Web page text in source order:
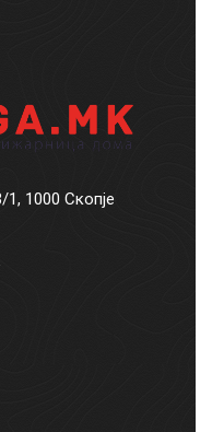
1000 Скопје